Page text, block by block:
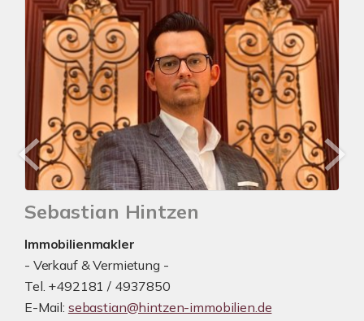
Sebastian Hintzen
Immobilienmakler
- Verkauf & Vermietung -
Tel. +492181 / 4937850
E-Mail: sebastian@hintzen-immobilien.de